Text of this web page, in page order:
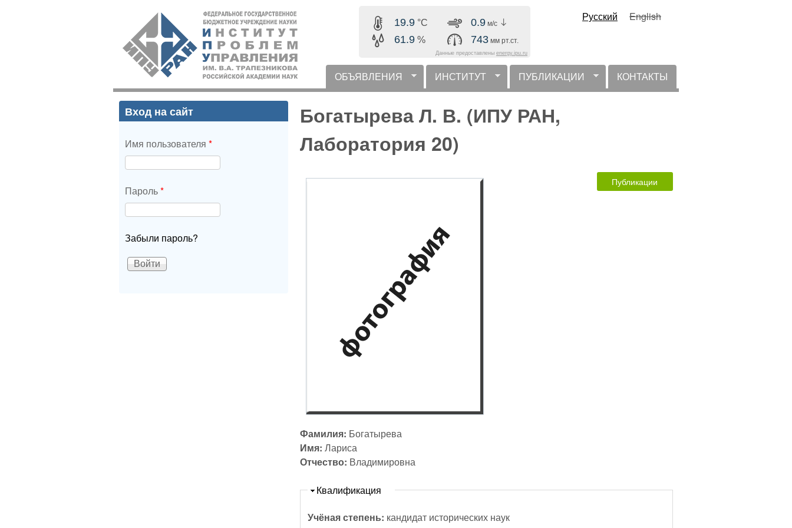
содержанию
ИПУ
РАН
19.9 °C
61.9 %
0.9 м/с
743 мм рт.ст.
Данные предоставлены energy.ipu.ru
Русский English
горизонтальное меню
ОБЪЯВЛЕНИЯ ИНСТИТУТ ПУБЛИКАЦИИ КОНТАКТЫ
Богатырева Л. В. (ИПУ РАН,
Лаборатория 20)
Публикации
Фамилия: Богатырева
Имя:Лариса
Отчество: Владимировна
Скрыть
Квалификация
Учёная степень: кандидат исторических наук
Вход на сайт
Имя пользователя *
Пароль*
Забыли пароль?